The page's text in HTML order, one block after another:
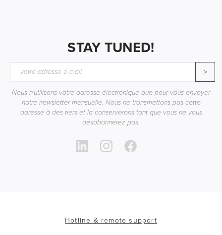
STAY TUNED!
>
Nous n'utilisons votre adresse électronique que pour vous envoyer
notre newsletter mensuelle. Nous ne transmettons pas cette
adresse à des tiers et la conserverons tant que vous ne vous
désabonnerez pas.
Hotline & remote support